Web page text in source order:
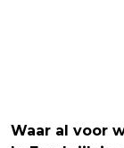
Waar al voor